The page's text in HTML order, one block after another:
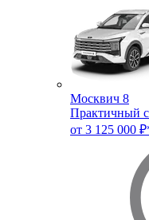
Москвич 8
Практичный
от 3 125 000